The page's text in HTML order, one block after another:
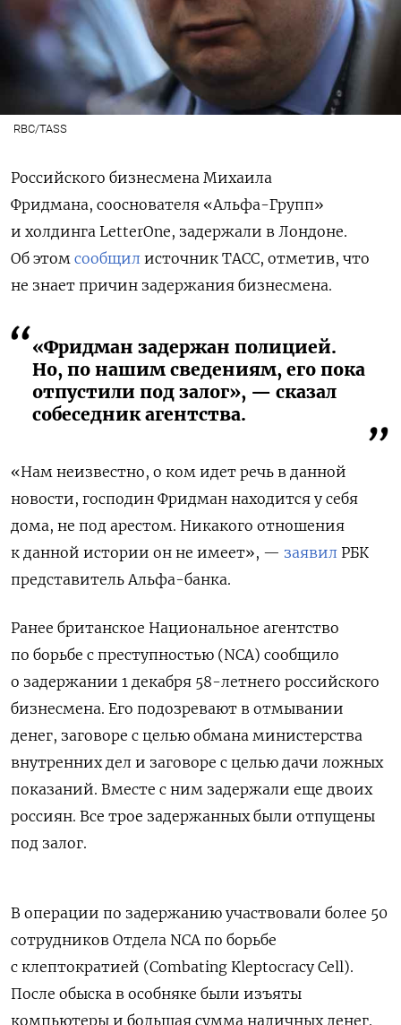
RBC/TASS
Российского бизнесмена Михаила
Фридмана, сооснователя «Альфа-Групп»
и холдинга LetterOne, задержали в Лондоне.
Об этом сообщил источник ТАСС, отметив, что
не знает причин задержания бизнесмена.
«Фридман задержан полицией.
Но, по нашим сведениям, его пока
отпустили под залог», — сказал
собеседник агентства.
«Нам неизвестно, о ком идет речь в данной
новости, господин Фридман находится у себя
дома, не под арестом. Никакого отношения
к данной истории он не имеет», — заявил РБК
представитель Альфа-банка.
Ранее британское Национальное агентство
по борьбе с преступностью (NCA) сообщило
о задержании 1 декабря 58-летнего российского
бизнесмена. Его подозревают в отмывании
денег, заговоре с целью обмана министерства
внутренних дел и заговоре с целью дачи ложных
показаний. Вместе с ним задержали еще двоих
россиян. Все трое задержанных были отпущены
под залог.
В операции по задержанию участвовали более 50
сотрудников Отдела NCA по борьбе
с клептократией (Combating Kleptocracy Cell).
После обыска в особняке были изъяты
компьютеры и большая сумма наличных денег.